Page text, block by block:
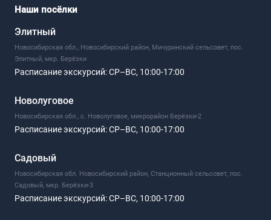
Наши посёлки
Элитный
Новосибирская обл., Новосибирский район, Мичуринский сельсовет, пос.
Элитный, мкр. Берёзки
Расписание экскурсий:СР–ВС, 10:00-17:00
Новолуговое
Новосибирская обл., с. Новолуговое, микрорайон Берёзки-2
Расписание экскурсий:СР–ВС, 10:00-17:00
Садовый
Новосибирская обл. Новосибирский район, Станционный сельсовет, пос.
Садовый, мкр. Берёзки-3
Расписание экскурсий:СР–ВС, 10:00-17:00